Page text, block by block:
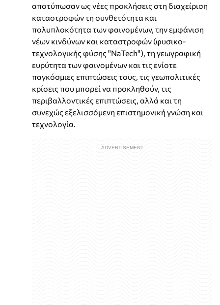
αποτύπωσαν ως νέες προκλήσεις στη διαχείριση
καταστροφών τη συνθετότητα και
πολυπλοκότητα των φαινομένων, την εμφάνιση
νέων κινδύνων και καταστροφών (φυσικο-
τεχνολογικής φύσης "NaTech"), τη γεωγραφική
ευρύτητα των φαινομένων και τις ενίοτε
παγκόσμιες επιπτώσεις τους, τις γεωπολιτικές
κρίσεις που μπορεί να προκληθούν, τις
περιβαλλοντικές επιπτώσεις, αλλά και τη
συνεχώς εξελισσόμενη επιστημονική γνώση και
τεχνολογία.